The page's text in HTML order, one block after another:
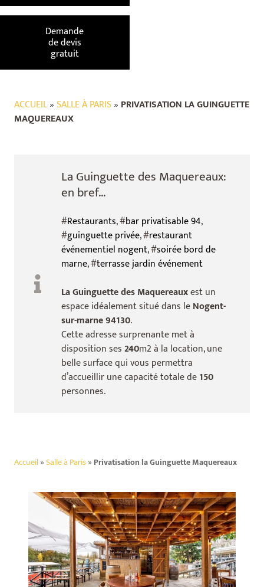
Demande
de devis
gratuit
ACCUEIL»SALLE À PARIS» PRIVATISATION LA GUINGUETTE
MAQUEREAUX
La Guinguette des Maquereaux:
en bref...
#Restaurants, #bar privatisable 94,
#guinguette privée, #restaurant
événementiel nogent, #soirée bord de
marne, #terrasse jardin événement
La Guinguette des Maquereauxest un
espace idéalement situé dans leNogent-
sur-marne 94130.
Cette adresse surprenante met à
disposition ses240m2 à la location, une
belle surface qui vous permettra
d’accueillir une capacité totale de150
personnes.
Accueil»Salle à Paris » Privatisation la Guinguette Maquereaux